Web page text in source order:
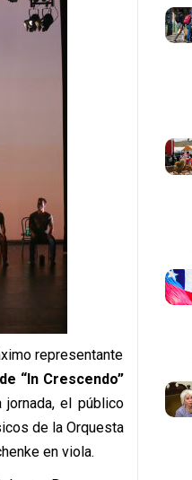
representante
“In Crescendo”
el público
de la Orquesta
en viola.